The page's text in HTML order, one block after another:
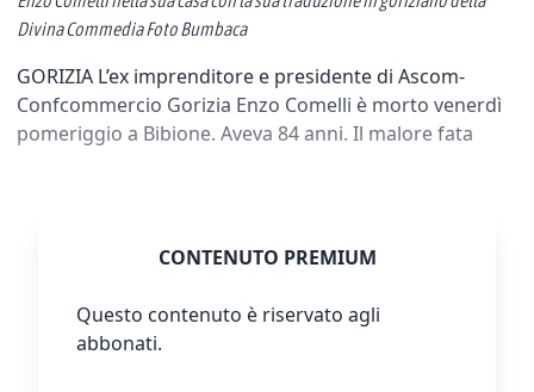
Divina Commedia Foto Bumbaca
GORIZIA L’ex imprenditore e presidente di Ascom-
Confcommercio Gorizia Enzo Comelli è morto venerdì
pomeriggio a Bibione. Aveva 84 anni. Il malore fata
CONTENUTO PREMIUM
Questo contenuto è riservato agli
abbonati.